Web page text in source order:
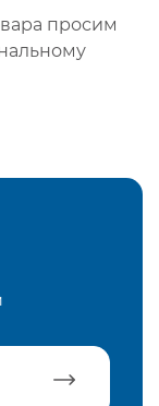
просим